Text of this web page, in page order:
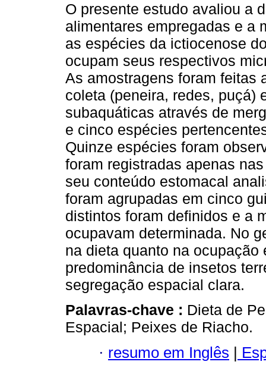
O presente estudo avaliou a
alimentares empregadas e a
as espécies da ictiocenose
ocupam seus respectivos
As amostragens foram feitas
coleta (peneira, redes, puçá)
subaquáticas através de
e cinco espécies
Quinze espécies foram
foram registradas apenas
seu conteúdo estomacal
foram agrupadas em cinco
distintos foram definidos e a
ocupavam determinada. No
na dieta quanto na
predominância de insetos
segregação espacial clara.
Palavras-chave : Dieta de
Espacial; Peixes de Riacho.
· resumo em Inglês |